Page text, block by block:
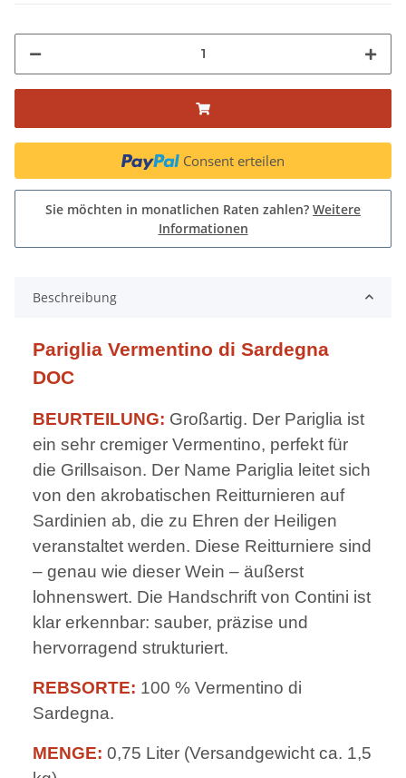
Consent erteilen
Sie möchten in monatlichen Raten zahlen? Weitere
Informationen
Beschreibung
Pariglia Vermentino di Sardegna
DOC
BEURTEILUNG: Großartig. Der Pariglia ist
ein sehr cremiger Vermentino, perfekt für
die Grillsaison. Der Name Pariglia leitet sich
von den akrobatischen Reitturnieren auf
Sardinien ab, die zu Ehren der Heiligen
veranstaltet werden. Diese Reitturniere sind
– genau wie dieser Wein – äußerst
lohnenswert. Die Handschrift von Contini ist
klar erkennbar: sauber, präzise und
hervorragend strukturiert.
REBSORTE: 100 % Vermentino di
Sardegna.
MENGE: 0,75 Liter (Versandgewicht ca. 1,5